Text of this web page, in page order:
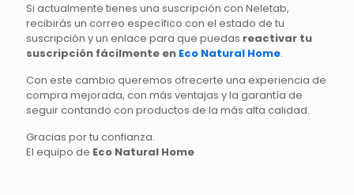
Si actualmente tienes una suscripción con Neletab,
recibirás un correo específico con el estado de tu
suscripción y un enlace para que puedas reactivar tu
suscripción fácilmente en Eco Natural Home.
Con este cambio queremos ofrecerte una experiencia de
compra mejorada, con más ventajas y la garantía de
seguir contando con productos de la más alta calidad.
Gracias por tu confianza.
El equipo de Eco Natural Home